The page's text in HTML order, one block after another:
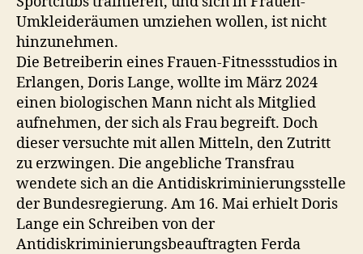
Umkleideräumen umziehen wollen, ist nicht
hinzunehmen.
Die Betreiberin eines Frauen-Fitnessstudios in
Erlangen, Doris Lange, wollte im März 2024
einen biologischen Mann nicht als Mitglied
aufnehmen, der sich als Frau begreift. Doch
dieser versuchte mit allen Mitteln, den Zutritt
zu erzwingen. Die angebliche Transfrau
wendete sich an die Antidiskriminierungsstelle
der Bundesregierung. Am 16. Mai erhielt Doris
Lange ein Schreiben von der
Antidiskriminierungsbeauftragten Ferda